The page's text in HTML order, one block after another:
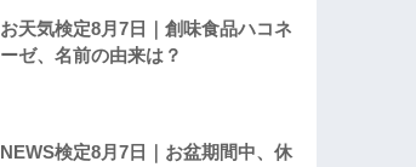
お天気検定8月7日｜創味食品ハコネ
ーゼ、名前の由来は？
NEWS検定8月7日｜お盆期間中、休